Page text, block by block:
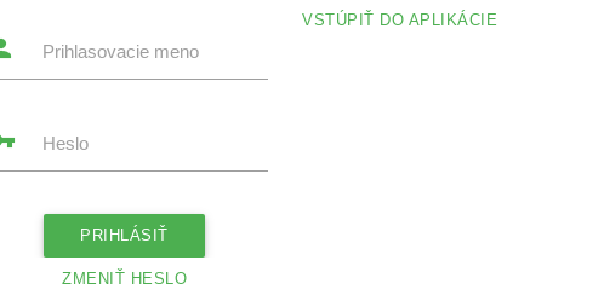
Prihlasovacie meno
Heslo
PRIHLÁSIŤ
ZMENIŤ HESLO
VSTÚPIŤ DO APLIKÁCIE